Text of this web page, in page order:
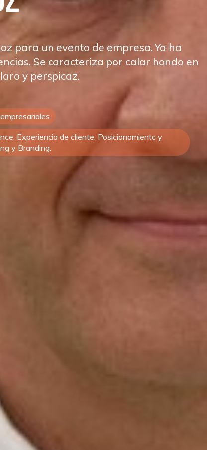
para un evento de empresa. Ya ha
Se caracteriza por calar hondo en
y perspicaz.
Experiencia de cliente, Posicionamiento y
y Branding.